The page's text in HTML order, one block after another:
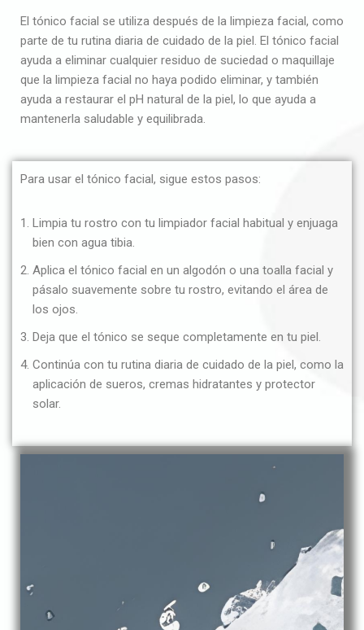
El tónico facial se utiliza después de la limpieza facial, como
parte de tu rutina diaria de cuidado de la piel. El tónico facial
ayuda a eliminar cualquier residuo de suciedad o maquillaje
que la limpieza facial no haya podido eliminar, y también
ayuda a restaurar el pH natural de la piel, lo que ayuda a
mantenerla saludable y equilibrada.
Para usar el tónico facial, sigue estos pasos:
Limpia tu rostro con tu limpiador facial habitual y enjuaga
bien con agua tibia.
Aplica el tónico facial en un algodón o una toalla facial y
pásalo suavemente sobre tu rostro, evitando el área de
los ojos.
Deja que el tónico se seque completamente en tu piel.
Continúa con tu rutina diaria de cuidado de la piel, como la
aplicación de sueros, cremas hidratantes y protector
solar.